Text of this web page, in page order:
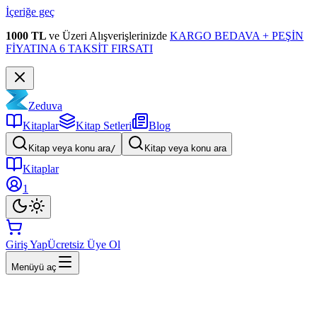
İçeriğe geç
1000 TL ve Üzeri Alışverişlerinizde KARGO BEDAVA + PEŞİN
FİYATINA 6 TAKSİT FIRSATI
Zeduva
Kitaplar
Kitap Setleri Blog
Kitap veya konu ara/ Kitap veya konu ara
Kitaplar
1
Giriş YapÜcretsiz Üye Ol
Menüyü aç